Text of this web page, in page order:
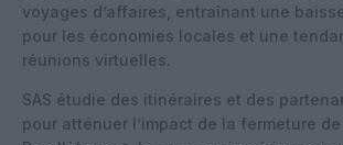
voyages d’affaires, entraînant une
pour les économies locales et une
réunions virtuelles.
SAS étudie des itinéraires et des
pour atténuer l’impact de la fermeture de